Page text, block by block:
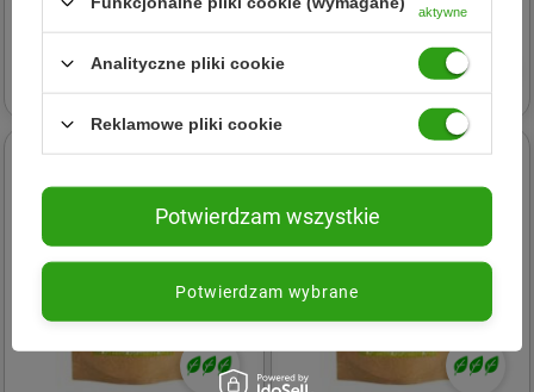
kukurydziane Rosie od 7
3,98 zł
200 g
13,99 zł
aktywne
Analityczne pliki cookie
Reklamowe pliki cookie
Potwierdzam wybrane
Potwierdzam wszystkie